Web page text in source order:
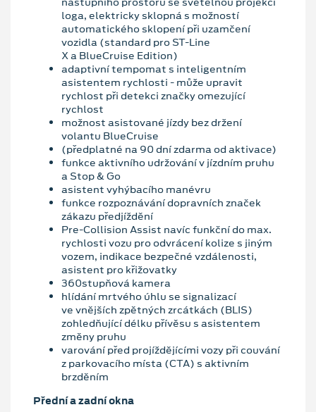
loga, elektricky sklopná s možností
automatického sklopení při uzamčení
vozidla (standard pro ST-Line
X a BlueCruise Edition)
adaptivní tempomat s inteligentním
asistentem rychlosti - může upravit
rychlost při detekci značky omezující
rychlost
možnost asistované jízdy bez držení
volantu BlueCruise
(předplatné na 90 dní zdarma od aktivace)
funkce aktivního udržování v jízdním pruhu
a Stop & Go
asistent vyhýbacího manévru
funkce rozpoznávání dopravních značek
zákazu předjíždění
Pre-Collision Assist navíc funkční do max.
rychlosti vozu pro odvrácení kolize s jiným
vozem, indikace bezpečné vzdálenosti,
asistent pro křižovatky
360stupňová kamera
hlídání mrtvého úhlu se signalizací
ve vnějších zpětných zrcátkách (BLIS)
zohledňující délku přívěsu s asistentem
změny pruhu
varování před projíždějícími vozy při couvání
z parkovacího místa (CTA) s aktivním
brzděním
Přední a zadní okna